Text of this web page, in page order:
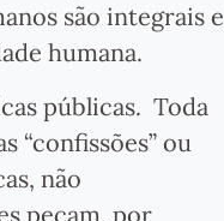
são integrais e
humana.
públicas. Toda
“confissões” ou
não
pecam, por